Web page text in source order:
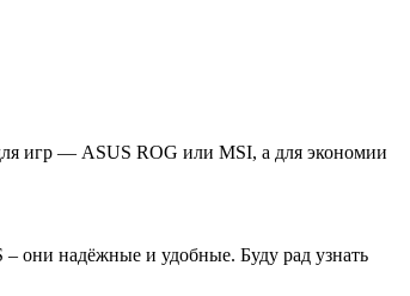
игр — ASUS ROG или MSI, а для экономии
они надёжные и удобные. Буду рад узнать